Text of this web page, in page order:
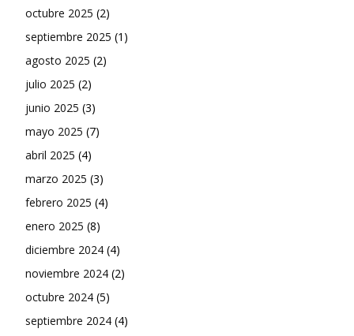
octubre 2025 (2)
septiembre 2025 (1)
agosto 2025 (2)
julio 2025 (2)
junio 2025 (3)
mayo 2025 (7)
abril 2025 (4)
marzo 2025 (3)
febrero 2025 (4)
enero 2025 (8)
diciembre 2024 (4)
noviembre 2024 (2)
octubre 2024 (5)
septiembre 2024 (4)